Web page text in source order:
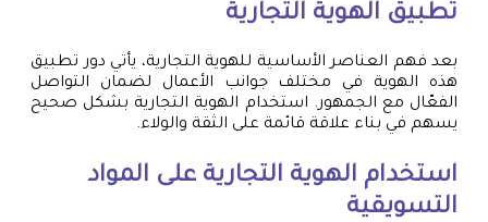
تطبيق الهوية التجارية
بعد فهم العناصر الأساسية للهوية التجارية، يأتي دور تطبيق
هذه الهوية في مختلف جوانب الأعمال لضمان التواصل
الفعّال مع الجمهور. استخدام الهوية التجارية بشكل صحيح
يسهم في بناء علاقة قائمة على الثقة والولاء.
استخدام الهوية التجارية على المواد
التسويقية